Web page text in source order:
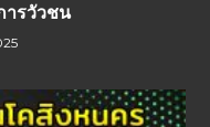
ารวัวชน